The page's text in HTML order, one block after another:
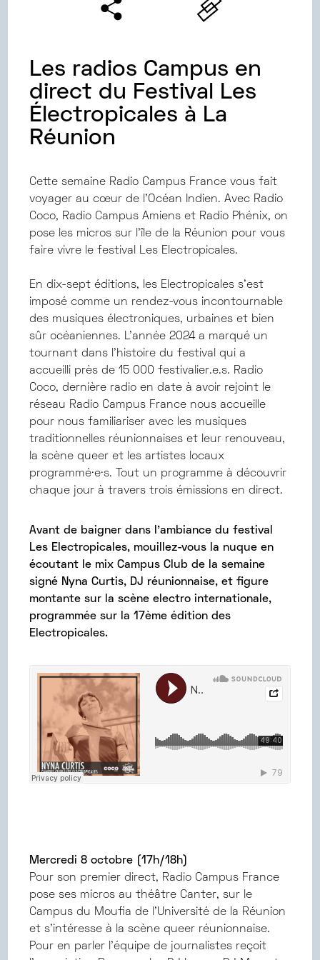
Les radios Campus en
direct du Festival Les
Électropicales à La
Réunion
Cette semaine Radio Campus France vous fait
voyager au cœur de l’Océan Indien. Avec Radio
Coco, Radio Campus Amiens et Radio Phénix, on
pose les micros sur l’île de la Réunion pour vous
faire vivre le festival Les Electropicales.
En dix-sept éditions, les Electropicales s’est
imposé comme un rendez-vous incontournable
des musiques électroniques, urbaines et bien
sûr océaniennes. L’année 2024 a marqué un
tournant dans l’histoire du festival qui a
accueilli près de 15 000 festivalier.e.s. Radio
Coco, dernière radio en date à avoir rejoint le
réseau Radio Campus France nous accueille
pour nous familiariser avec les musiques
traditionnelles réunionnaises et leur renouveau,
la scène queer et les artistes locaux
programmé·e·s. Tout un programme à découvrir
chaque jour à travers trois émissions en direct.
Avant de baigner dans l’ambiance du festival
Les Electropicales, mouillez-vous la nuque en
écoutant le mix Campus Club de la semaine
signé Nyna Curtis, DJ réunionnaise, et figure
montante sur la scène electro internationale,
programmée sur la 17ème édition des
Electropicales.
Mercredi 8 octobre (17h/18h)
Pour son premier direct, Radio Campus France
pose ses micros au théâtre Canter, sur le
Campus du Moufia de l’Université de la Réunion
et s’intéresse à la scène queer réunionnaise.
Pour en parler l’équipe de journalistes reçoit